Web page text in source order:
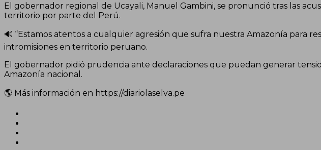
El gobernador regional de Ucayali, Manuel Gambini, se pronunció tras las
territorio por parte del Perú.
🔊 “Estamos atentos a cualquier agresión que sufra nuestra Amazonía para
intromisiones en territorio peruano.
El gobernador pidió prudencia ante declaraciones que puedan generar
Amazonía nacional.
🌎 Más información en https://diariolaselva.pe